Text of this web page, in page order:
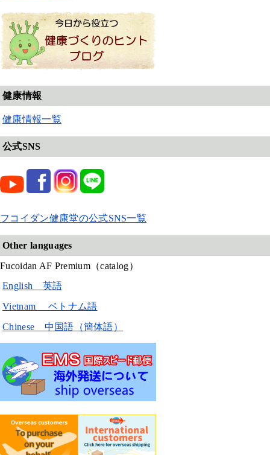
健康情報
健康情報一覧
公式SNS
フコイダン健康堂の公式SNS一覧
Other languages
Fucoidan AF Premium（catalog）
English 英語
Vietnam ベトナム語
Chinese 中国語（簡体語）